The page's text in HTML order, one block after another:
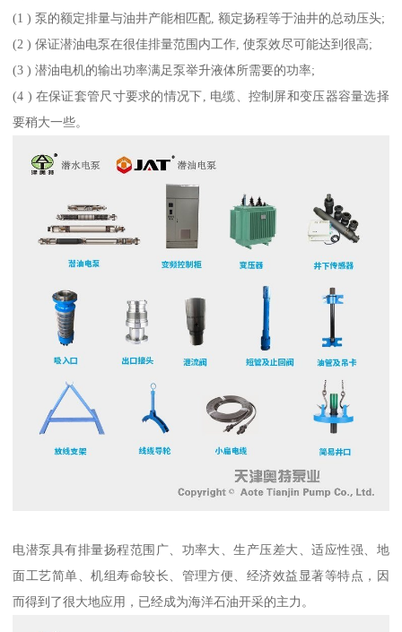
(1 ) 泵的额定排量与油井产能相匹配, 额定扬程等于油井的总动压头;
(2 ) 保证潜油电泵在很佳排量范围内工作, 使泵效尽可能达到很高;
(3 ) 潜油电机的输出功率满足泵举升液体所需要的功率;
(4 ) 在保证套管尺寸要求的情况下, 电缆、控制屏和变压器容量选择
要稍大一些。
电潜泵具有排量扬程范围广、功率大、生产压差大、适应性强、地
面工艺简单、机组寿命较长、管理方便、经济效益显著等特点，因
而得到了很大地应用，已经成为海洋石油开采的主力。